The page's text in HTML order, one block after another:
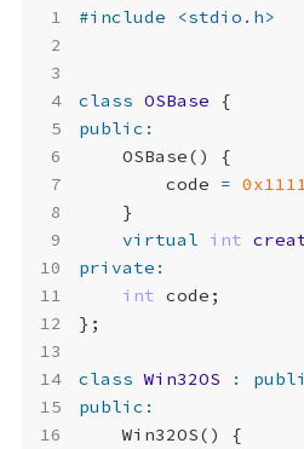
#include <stdio.h>
class OSBase
{
public :
OSBase()
{
code
=
}
virtual
int
private :
int code ;
};
class Win32OS :
public :
Win32OS()
{